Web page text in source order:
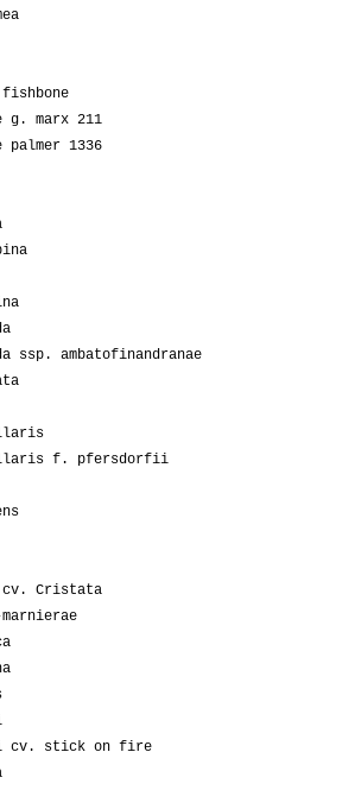
g. marx 211
palmer 1336
ssp. ambatofinandranae
f. pfersdorfii
cv. Cristata
marnierae
cv. stick on fire